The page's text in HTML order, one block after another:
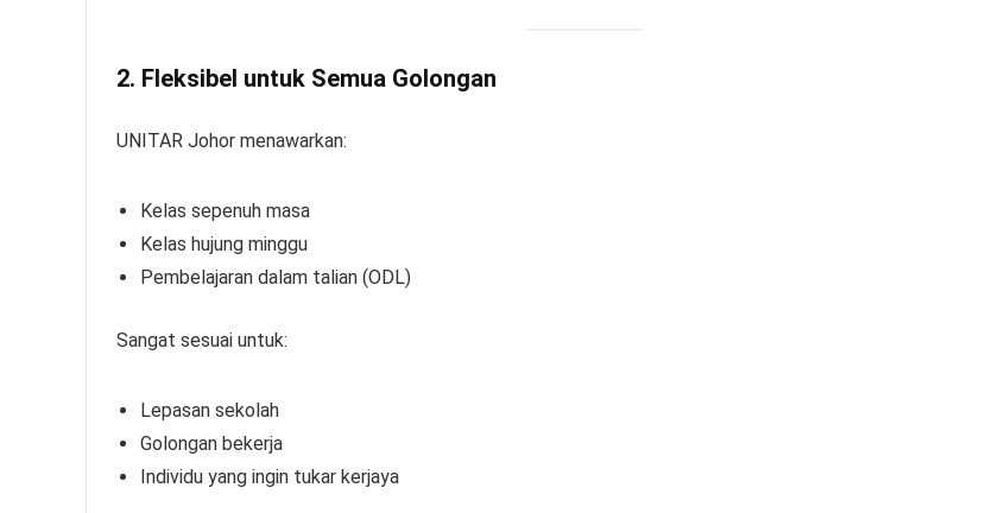
2. Fleksibel untuk Semua Golongan
UNITAR Johor menawarkan:
Kelas sepenuh masa
Kelas hujung minggu
Pembelajaran dalam talian (ODL)
Sangat sesuai untuk:
Lepasan sekolah
Golongan bekerja
Individu yang ingin tukar kerjaya